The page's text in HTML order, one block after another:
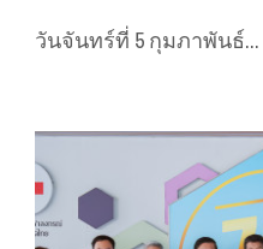
วันจันทร์ที่ 5 กุมภาพันธ์...